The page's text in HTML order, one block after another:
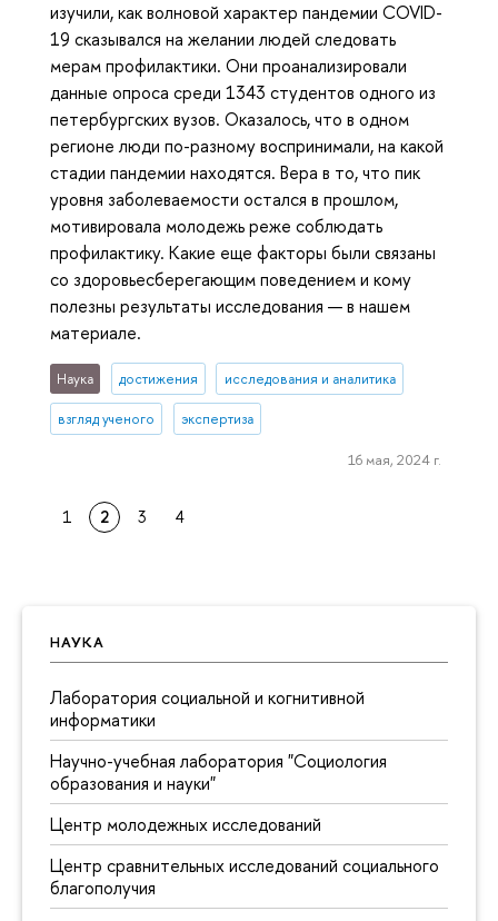
НАУКА
Лаборатория социальной и когнитивной
информатики
Научно-учебная лаборатория "Социология
образования и науки"
Центр молодежных исследований
Центр сравнительных исследований социального
благополучия
изучили, как волновой характер пандемии COVID-
19 сказывался на желании людей следовать
мерам профилактики. Они проанализировали
данные опроса среди 1343 студентов одного из
петербургских вузов. Оказалось, что в одном
регионе люди по-разному воспринимали, на какой
стадии пандемии находятся. Вера в то, что пик
уровня заболеваемости остался в прошлом,
мотивировала молодежь реже соблюдать
профилактику. Какие еще факторы были связаны
со здоровьесберегающим поведением и кому
полезны результаты исследования — в нашем
материале.
Наука достижения исследования и аналитика
взгляд ученого экспертиза
16 мая, 2024 г.
1 2 3 4